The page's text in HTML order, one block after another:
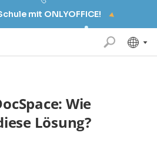
mit ONLYOFFICE!
Wie
Lösung?